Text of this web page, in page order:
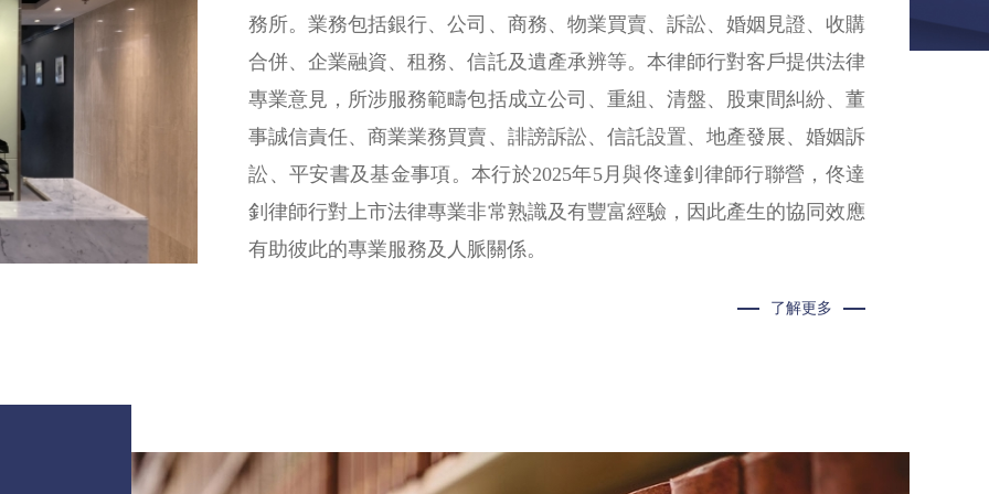
務所。業務包括銀行、公司、商務、物業買賣、訴訟、婚姻見證、收購
合併、企業融資、租務、信託及遺產承辨等。本律師行對客戶提供法律
專業意見，所涉服務範疇包括成立公司、重組、清盤、股東間糾紛、董
事誠信責任、商業業務買賣、誹謗訴訟、信託設置、地產發展、婚姻訴
訟、平安書及基金事項。本行於2025年5月與佟達釗律師行聯營，佟達
釗律師行對上市法律專業非常熟識及有豐富經驗，因此產生的協同效應
有助彼此的專業服務及人脈關係。
了解更多